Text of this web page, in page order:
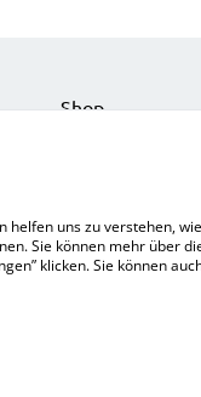
Shop
Zubehör
helfen uns zu verstehen,
Sie können mehr über
klicken. Sie können